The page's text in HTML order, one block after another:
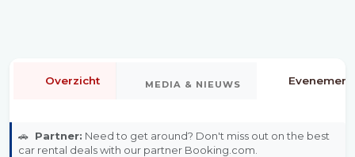
Overzicht MEDIA & NIEUWS
🚗 Partner: Need to get around? Don't miss out on the best
car rental deals with our partner Booking.com.